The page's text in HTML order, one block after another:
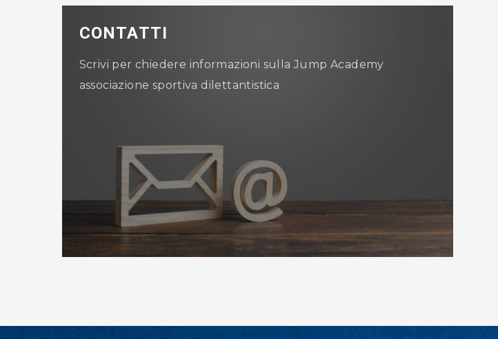
CONTATTI
Scrivi per chiedere informazioni sulla Jump Academy
associazione sportiva dilettantistica